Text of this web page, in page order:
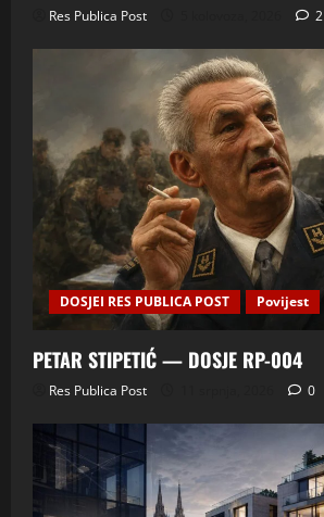
Res Publica Post 2
DOSJEI RES PUBLICA POST Povijest
PETAR STIPETIĆ — DOSJE RP-004
Res Publica Post 0